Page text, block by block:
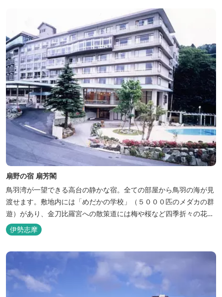
扇野の宿 扇芳閣
鳥羽湾が一望できる高台の静かな宿。全ての部屋から鳥羽の海が見
渡せます。敷地内には「めだかの学校」（５０００匹のメダカの群
遊）があり、金刀比羅宮への散策道には梅や桜など四季折々の花が
咲き誇り、ここ扇野ならではの懐かしい風景と感動に出会うことが
出来ます。 扇野温泉”初蕾の湯”では、水琴窟の音に耳をすませてみ
伊勢志摩